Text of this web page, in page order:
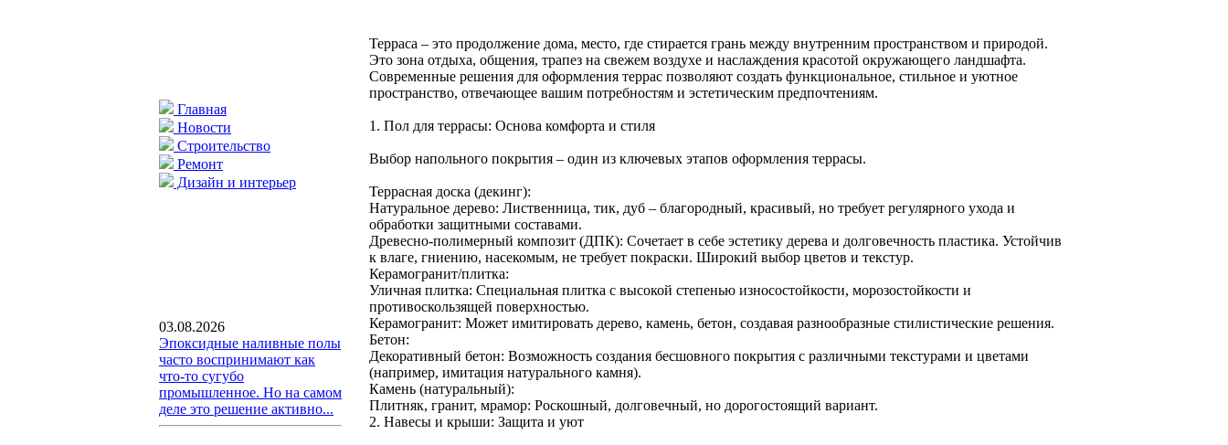
Главная
Новости
Строительство
Ремонт
Дизайн и интерьер
03.08.2026
Эпоксидные наливные полы
часто воспринимают как
что-то сугубо
промышленное. Но на самом
деле это решение активно...
Терраса – это продолжение дома, место, где стирается грань между внутренним пространством и природой.
Это зона отдыха, общения, трапез на свежем воздухе и наслаждения красотой окружающего ландшафта.
Современные решения для оформления террас позволяют создать функциональное, стильное и уютное
пространство, отвечающее вашим потребностям и эстетическим предпочтениям.
1. Пол для террасы: Основа комфорта и стиля
Выбор напольного покрытия – один из ключевых этапов оформления террасы.
Террасная доска (декинг):
Натуральное дерево: Лиственница, тик, дуб – благородный, красивый, но требует регулярного ухода и
обработки защитными составами.
Древесно-полимерный композит (ДПК): Сочетает в себе эстетику дерева и долговечность пластика. Устойчив
к влаге, гниению, насекомым, не требует покраски. Широкий выбор цветов и текстур.
Керамогранит/плитка:
Уличная плитка: Специальная плитка с высокой степенью износостойкости, морозостойкости и
противоскользящей поверхностью.
Керамогранит: Может имитировать дерево, камень, бетон, создавая разнообразные стилистические решения.
Бетон:
Декоративный бетон: Возможность создания бесшовного покрытия с различными текстурами и цветами
(например, имитация натурального камня).
Камень (натуральный):
Плитняк, гранит, мрамор: Роскошный, долговечный, но дорогостоящий вариант.
2. Навесы и крыши: Защита и уют